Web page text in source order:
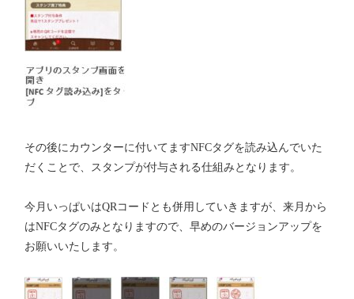
その後にカウンターに付いてますNFCタグを読み込んでいた
だくことで、スタンプが付与される仕組みとなります。
今月いっぱいはQRコードとも併用していきますが、来月から
はNFCタグのみとなりますので、早めのバージョンアップを
お願いいたします。